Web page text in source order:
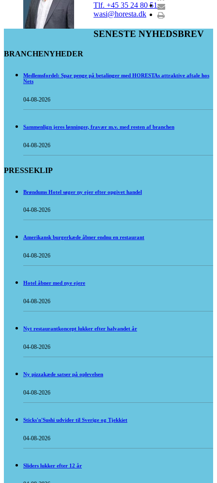
Tlf. +45 35 24 80 51
wasi@horesta.dk
SENESTE NYHEDSBREV
BRANCHENYHEDER
Medlemsfordel: Spar penge på betalinger med HORESTAs attraktive aftale hos
Nets
04-08-2026
Sammenlign jeres lønninger, fravær m.v. med resten af branchen
04-08-2026
PRESSEKLIP
Brøndums Hotel søger ny ejer efter opgivet handel
04-08-2026
Amerikansk burgerkæde åbner endnu en restaurant
04-08-2026
Hotel åbner med nye ejere
04-08-2026
Nyt restaurantkoncept lukker efter halvandet år
04-08-2026
Ny pizzakæde satser på oplevelsen
04-08-2026
Sticks'n'Sushi udvider til Sverige og Tjekkiet
04-08-2026
Sliders lukker efter 12 år